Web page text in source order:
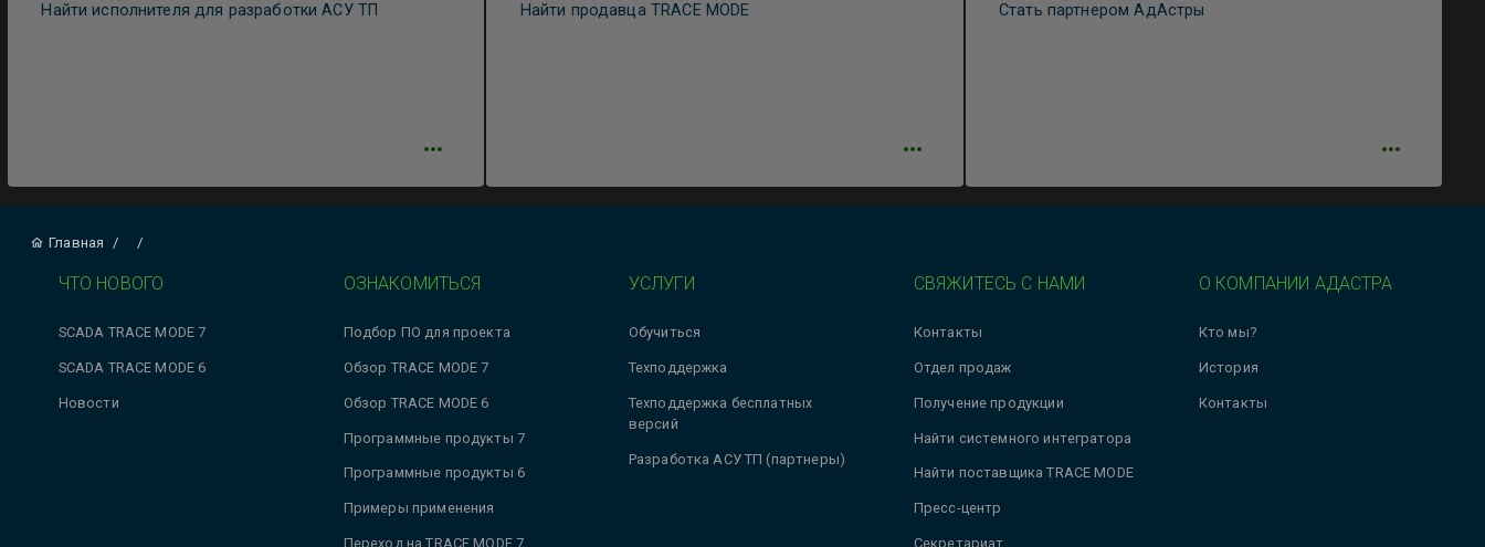
Найти исполнителя для разработки АСУ ТП Найти продавца TRACE MODE Стать партнером АдАстры
Главная / /
ЧТО НОВОГО
SCADA TRACE MODE 7
SCADA TRACE MODE 6
Новости
ОЗНАКОМИТЬСЯ
Подбор ПО для проекта
Обзор TRACE MODE 7
Обзор TRACE MODE 6
Программные продукты 7
Программные продукты 6
Примеры применения
Переход на TRACE MODE 7
УСЛУГИ
Обучиться
Техподдержка
Техподдержка бесплатных
версий
Разработка АСУ ТП (партнеры)
СВЯЖИТЕСЬ С НАМИ
Контакты
Отдел продаж
Получение продукции
Найти системного интегратора
Найти поставщика TRACE MODE
Пресс-центр
Секретариат
О КОМПАНИИ АДАСТРА
Кто мы?
История
Контакты